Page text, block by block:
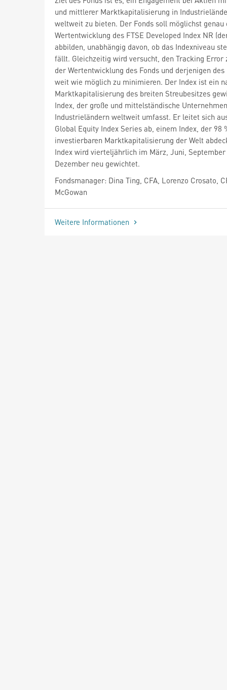
und mittlerer Marktkapitalisierung in
weltweit zu bieten. Der Fonds soll möglichst genau
Wertentwicklung des FTSE Developed Index NR
abbilden, unabhängig davon, ob das Indexniveau
fällt. Gleichzeitig wird versucht, den Tracking Error
der Wertentwicklung des Fonds und derjenigen des
weit wie möglich zu minimieren. Der Index ist ein
Marktkapitalisierung des breiten Streubesitzes
Index, der große und mittelständische
Industrieländern weltweit umfasst. Er leitet sich
Global Equity Index Series ab, einem Index, der 98
investierbaren Marktkapitalisierung der Welt
Index wird vierteljährlich im März, Juni, September
Dezember neu gewichtet.
Fondsmanager: Dina Ting, CFA, Lorenzo Crosato,
McGowan
Weitere Informationen